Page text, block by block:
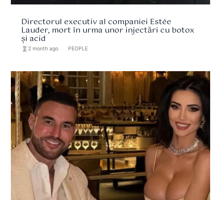
Directorul executiv al companiei Estée
Lauder, mort în urma unor injectări cu botox
și acid
hourglass_full 2 month ago PEOPLE